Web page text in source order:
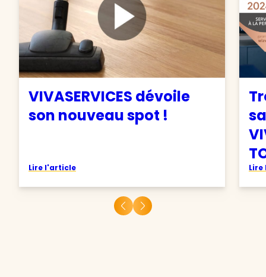
VIVASERVICES dévoile
son nouveau spot !
Lire l'article